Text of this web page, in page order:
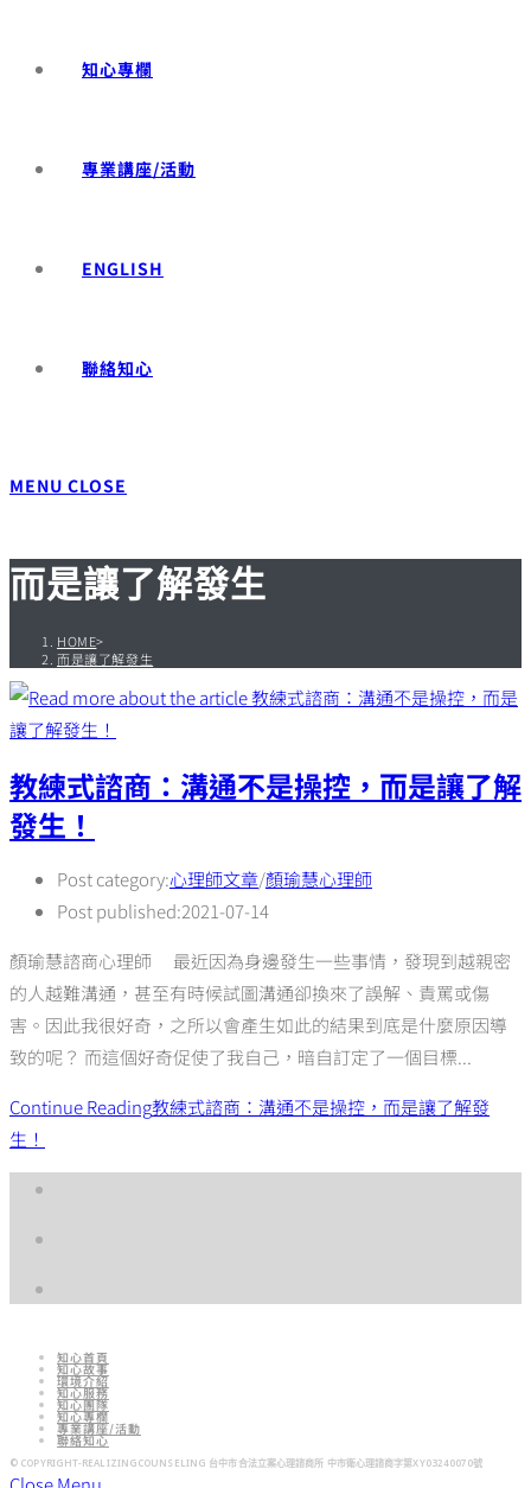
知心專欄
專業講座/活動
ENGLISH
聯絡知心
MENU CLOSE
而是讓了解發生
HOME>
而是讓了解發生
教練式諮商：溝通不是操控，而是讓了解
發生！
Post category:心理師文章/顏瑜慧心理師
Post published:2021-07-14
顏瑜慧諮商心理師 最近因為身邊發生一些事情，發現到越親密
的人越難溝通，甚至有時候試圖溝通卻換來了誤解、責罵或傷
害。因此我很好奇，之所以會產生如此的結果到底是什麼原因導
致的呢？ 而這個好奇促使了我自己，暗自訂定了一個目標...
Continue Reading教練式諮商：溝通不是操控，而是讓了解發
生！
知心首頁
知心故事
環境介紹
知心服務
知心團隊
知心專欄
專業講座/活動
聯絡知心
© COPYRIGHT-REALIZINGCOUNSELING 台中市合法立案心理諮商所 中市衛心理諮商字第XY03240070號​​